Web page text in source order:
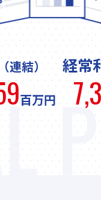
連結）
百万円
経常